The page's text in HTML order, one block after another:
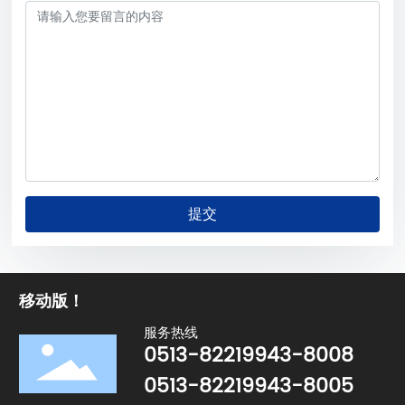
提交
移动版！
服务热线
0513-82219943-8008
0513-82219943-8005